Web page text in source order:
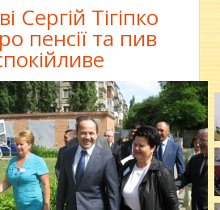
Сергій Тігіпко
пенсії та пив